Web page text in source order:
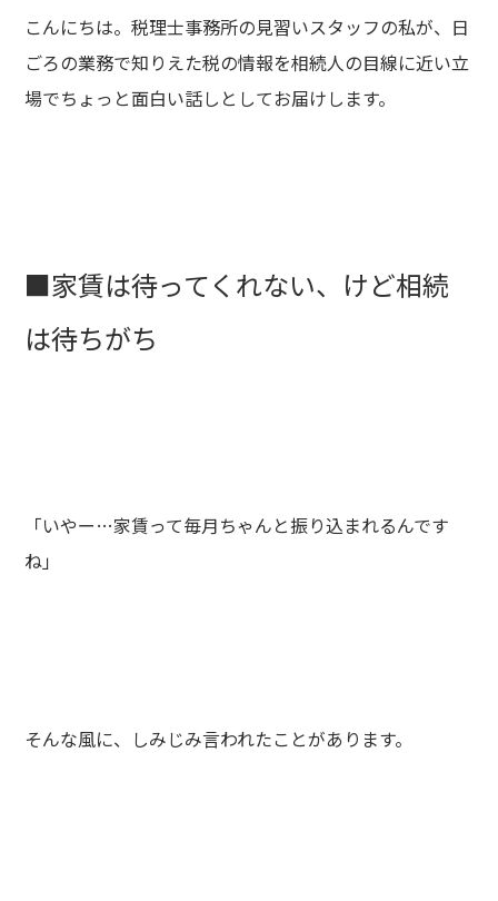
こんにちは。税理士事務所の見習いスタッフの私が、日
ごろの業務で知りえた税の情報を相続人の目線に近い立
場でちょっと面白い話しとしてお届けします。
■家賃は待ってくれない、けど相続
は待ちがち
「いやー…家賃って毎月ちゃんと振り込まれるんです
ね」
そんな風に、しみじみ言われたことがあります。